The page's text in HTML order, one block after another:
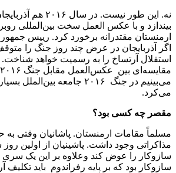
نه. این طور نیست.
بیندازد و با عکس العمل سخت بین‌المللی
ارمنستان مقتدرانه برخورد کرد. رییس
اگر آذربایجان در عرض چند روز جنگ را
استقلال آرتساخ را به رسمیت خواهد شناخت.
می‌بینیم در جنگ ۲۰۱۶ جامعه
می‌کرد.
مقصر چه کسی بود؟
مسلماً مقامات ارمنستان. پاشانیان وقتی
مذاکراتی وجود داشت. پاشینیان از اولین
سازوکار را عوض کند وعلاوه بر این یک
سازوکار بود که بر پایه رفراندوم باید